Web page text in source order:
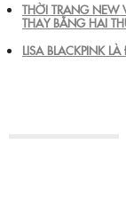
THỜI TRANG NEW
THAY BẰNG HAI
LISA BLACKPINK